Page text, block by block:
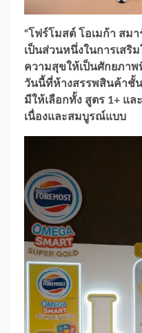
“โฟร์โมสต์ โอเมก้า สม
เป็นส่วนหนึ่งในการเสริ
ความสุขให้เป็นศักยภาพ
วันนี้ที่ห้างสรรพสินค้าชั้
มีให้เลือกทั้ง สูตร 1+ แ
เนื่องและสมบูรณ์แบบ